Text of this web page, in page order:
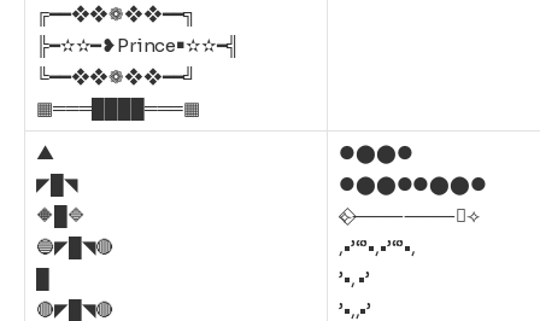
╔━━❖❖❁❖❖━━╗
╠━✫✫━❥Prince￭✫✫━╣
╚━━❖❖❁❖❖━━╝
▦═══████═══▦
▲
◤█◥
🔶█🔷
🔵◤█◥🔴
🔴◤█◥🔴
●⬤⬤●
●⬤⬤●●⬤⬤●
⟣⃟⸻⸻⃟⟢
,•’“’•,•’“’•,
’•, •’
’•,,•’